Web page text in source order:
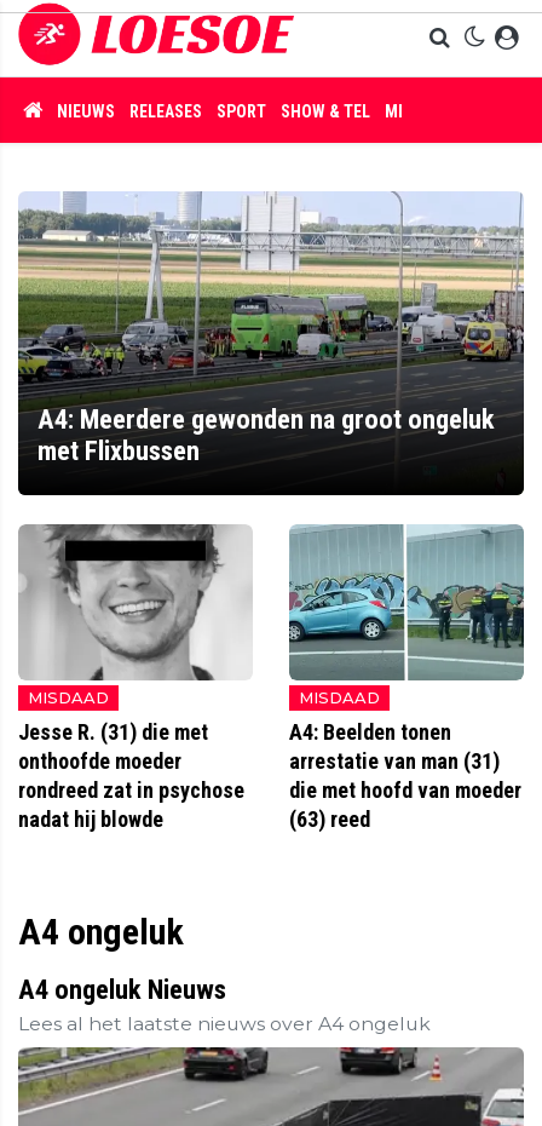
NIEUWS RELEASES SPORT SHOW & TEL MISDAAD
A4: Meerdere gewonden na groot ongeluk
met Flixbussen
MISDAAD
Jesse R. (31) die met
onthoofde moeder
rondreed zat in psychose
nadat hij blowde
MISDAAD
A4: Beelden tonen
arrestatie van man (31)
die met hoofd van moeder
(63) reed
A4 ongeluk
A4 ongeluk Nieuws
Lees al het laatste nieuws over A4 ongeluk